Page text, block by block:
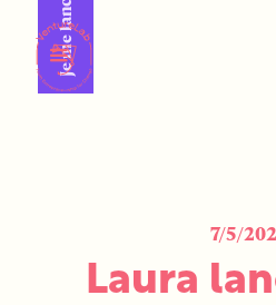
Je me lance !
7/5/
Laura